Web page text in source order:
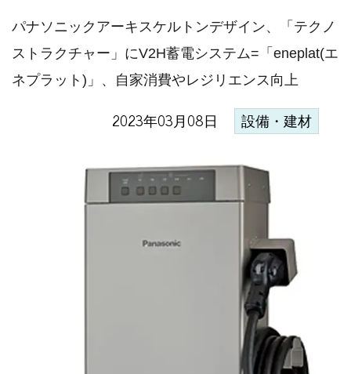
パナソニックアーキスケルトンデザイン、「テクノ
ストラクチャー」にV2H蓄電システム=「eneplat(エ
ネプラット)」、自家消費やレジリエンス向上
2023年03月08日 設備・建材